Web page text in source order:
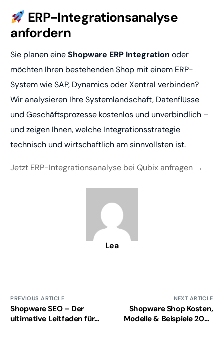
ERP-Integrationsanalyse
anfordern
Sie planen eineShopware ERP Integration oder
möchten Ihren bestehenden Shop mit einem ERP-
System wie SAP, Dynamics oder Xentral verbinden?
Wir analysieren Ihre Systemlandschaft, Datenflüsse
und Geschäftsprozesse kostenlos und unverbindlich –
und zeigen Ihnen, welche Integrationsstrategie
technisch und wirtschaftlich am sinnvollsten ist.
Jetzt ERP-Integrationsanalyse bei Qubix anfragen →
Lea
PREVIOUS ARTICLE
Shopware SEO – Der
ultimative Leitfaden für
NEXT ARTICLE
Shopware Shop Kosten,
Modelle & Beispiele 2026